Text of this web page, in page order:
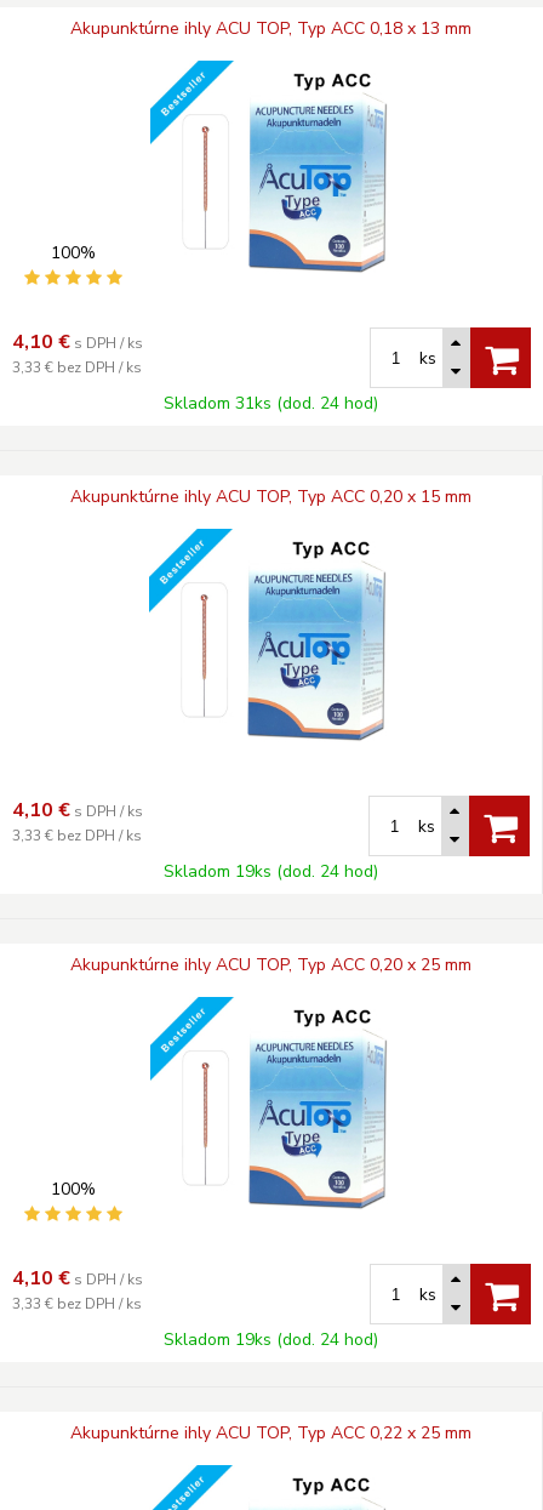
Akupunktúrne ihly ACU TOP, Typ ACC 0,18 x 13 mm
100%
4,10 € s DPH / ks
3,33 € bez DPH / ks
ks
Skladom 31ks (dod. 24 hod)
Akupunktúrne ihly ACU TOP, Typ ACC 0,20 x 15 mm
4,10 € s DPH / ks
3,33 € bez DPH / ks
ks
Skladom 19ks (dod. 24 hod)
Akupunktúrne ihly ACU TOP, Typ ACC 0,20 x 25 mm
100%
4,10 € s DPH / ks
3,33 € bez DPH / ks
ks
Skladom 19ks (dod. 24 hod)
Akupunktúrne ihly ACU TOP, Typ ACC 0,22 x 25 mm